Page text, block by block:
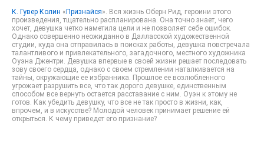
К. Гувер Колин « Признайся». Вся жизнь Оберн Рид, героини этого
произведения, тщательно распланирована. Она точно знает, чего
хочет, девушка четко наметила цели и не позволяет себе ошибок.
Однако совершенно неожиданно в Далласской художественной
студии, куда она отправилась в поисках работы, девушка повстречала
талантливого и привлекательного, загадочного, местного художника
Оуэна Джентри. Девушка впервые в своей жизни решает последовать
зову своего сердца, однако с своем стремлении наталкивается на
тайны, окружающие ее избранника. Прошлое ее возлюбленного
угрожает разрушить все, что так дорого девушке, единственным
способом все вернуть остается расставание с ним. Оуэн к этому не
готов. Как убедить девушку, что все не так просто в жизни, как,
впрочем, и в искусстве? Молодой человек принимает решение ей
открыться. К чему приведет его признание?